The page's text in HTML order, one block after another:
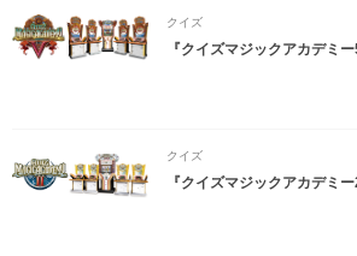
クイズ
『クイズマジックアカデミー
クイズ
『クイズマジックアカデミー